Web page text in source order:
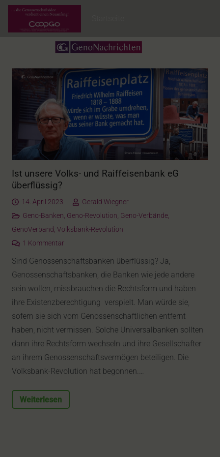
Ist unsere Volks- und Raiffeisenbank eG
überflüssig?
14. April 2023
Gerald Wiegner
Geno-Banken, Geno-Revolution, Geno-Verbände,
GenoVerband, Volksbank-Revolution
1 Kommentar
Sind Genossenschaftsbanken überflüssig? Ja,
Genossenschaftsbanken, die Banken wie jede andere
sein wollen, missbrauchen die Rechtsform und haben
ihre Existenzberechtigung verspielt. Man würde sie,
sofern sie sich vom Genossenschaftlichen entfernt
haben, nicht vermissen. Solche Universalbanken sollten
dann ihre Rechtsform wechseln und ihre Gesellschafter
an ihrem Genossenschaftsvermögen beteiligen. Die
Volksbank-Revolution hat begonnen.…
Weiterlesen